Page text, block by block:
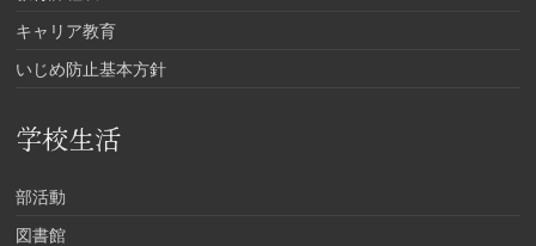
キャリア教育
いじめ防止基本方針
学校生活
部活動
図書館